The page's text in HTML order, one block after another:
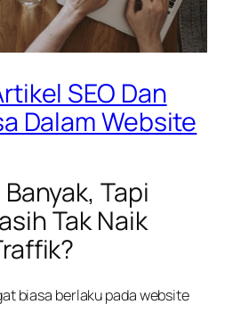
SEO Dan
Dalam Website
Tapi
Tak Naik
biasa berlaku pada website